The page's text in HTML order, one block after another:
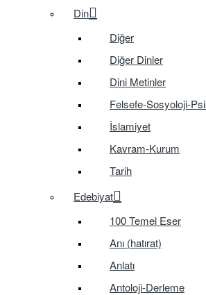
Din
Diğer
Diğer Dinler
Dini Metinler
Felsefe-Sosyoloji-
İslamiyet
Kavram-Kurum
Tarih
Edebiyat
100 Temel Eser
Anı (hatırat)
Anlatı
Antoloji-Derleme